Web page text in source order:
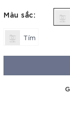
Màu sắc:
Tím